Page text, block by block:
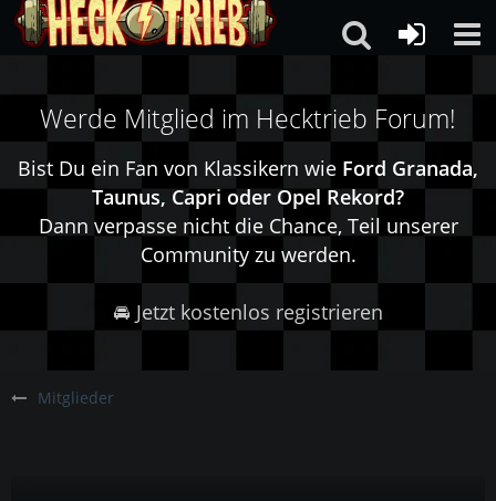
Werde Mitglied im Hecktrieb Forum!
Bist Du ein Fan von Klassikern wie Ford Granada,
Taunus, Capri oder Opel Rekord?
Dann verpasse nicht die Chance, Teil unserer
Community zu werden.
🚘 Jetzt kostenlos registrieren
Mitglieder